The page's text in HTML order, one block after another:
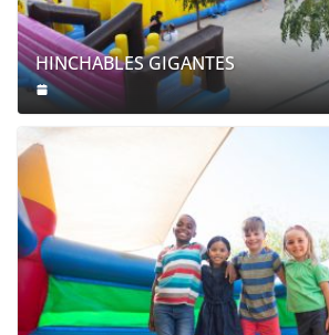
HINCHABLES GIGANTES